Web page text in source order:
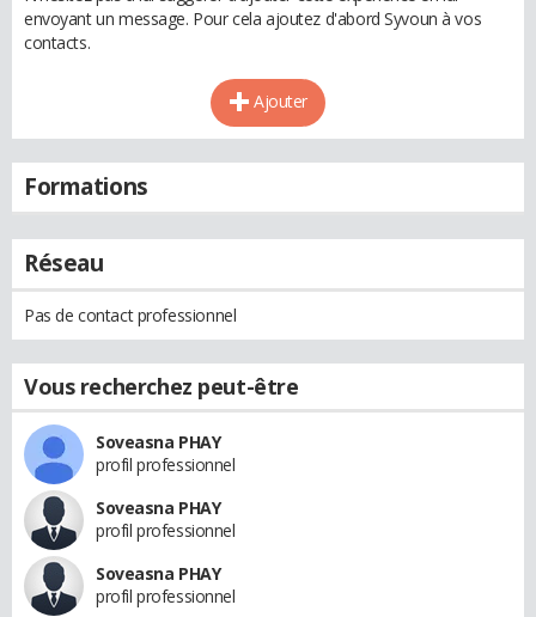
envoyant un message. Pour cela ajoutez d'abord Syvoun à vos
contacts.
Ajouter
Formations
Réseau
Pas de contact professionnel
Vous recherchez peut-être
Soveasna PHAY
profil professionnel
Soveasna PHAY
profil professionnel
Soveasna PHAY
profil professionnel